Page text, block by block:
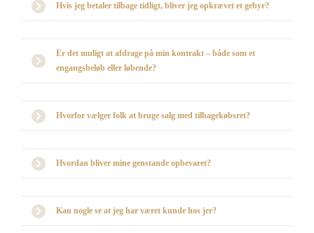
Hvis jeg betaler tilbage tidligt, bliver jeg opkrævet et gebyr?
Er det muligt at afdrage på min kontrakt – både som et
engangsbeløb eller løbende?
Hvorfor vælger folk at bruge salg med tilbagekøbsret?
Hvordan bliver mine genstande opbevaret?
Kan nogle se at jeg har været kunde hos jer?